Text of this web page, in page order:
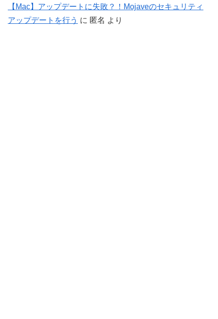
【Mac】アップデートに失敗？！Mojaveのセキュリティ
アップデートを行う に 匿名 より